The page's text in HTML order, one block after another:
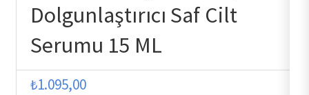
Dolgunlaştırıcı Saf Cilt
Serumu 15 ML
₺1.095,00